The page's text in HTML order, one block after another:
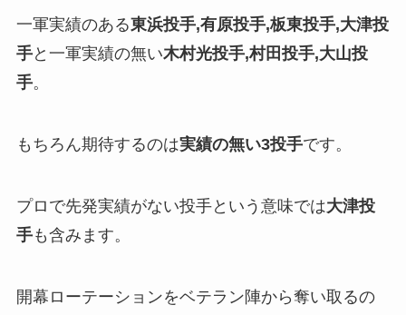
一軍実績のある東浜投手,有原投手,板東投手,大津投
手と一軍実績の無い木村光投手,村田投手,大山投
手。
もちろん期待するのは実績の無い3投手です。
プロで先発実績がない投手という意味では大津投
手も含みます。
開幕ローテーションをベテラン陣から奪い取るの